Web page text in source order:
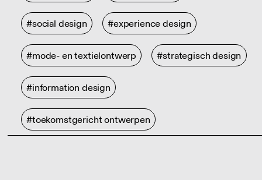
#social design #experience design
#mode- en textielontwerp #strategisch design
#information design
#toekomstgericht ontwerpen